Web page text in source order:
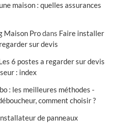
maison : quelles assurances
Maison Prodans Faire installer
sur devis
6 postes a regarder sur devis
: index
: les meilleures méthodes -
comment choisir ?
de panneaux